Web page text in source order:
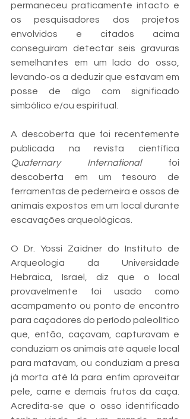
permaneceu praticamente intacto e
os pesquisadores dos projetos
envolvidos e citados acima
conseguiram detectar seis gravuras
semelhantes em um lado do osso,
levando-os a deduzir que estavam em
posse de algo com significado
simbólico e/ou espiritual.
A descoberta que foi recentemente
Quaternary International foi
descoberta em um tesouro de
ferramentas de pederneira e ossos de
animais expostos em um local durante
escavações arqueológicas.
O Dr. Yossi Zaidner do Instituto de
Arqueologia da Universidade
Hebraica, Israel, diz que o local
provavelmente foi usado como
acampamento ou ponto de encontro
para caçadores do período paleolítico
que, então, caçavam, capturavam e
conduziam os animais até aquele local
para matavam, ou conduziam a presa
já morta até lá para enfim aproveitar
pele, carne e demais frutos da caça.
Acredita-se que o osso identificado